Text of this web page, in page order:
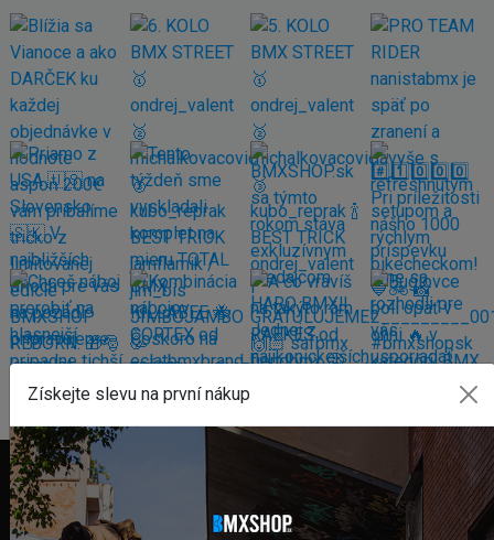
Získejte slevu na první nákup